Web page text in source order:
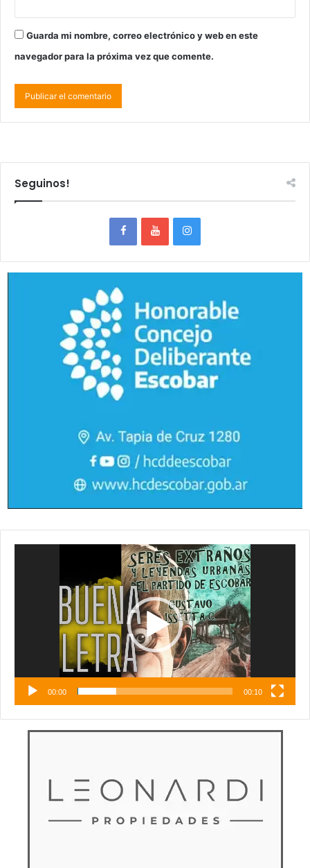
Guarda mi nombre, correo electrónico y web en este
navegador para la próxima vez que comente.
Seguinos!
00:00 00:10